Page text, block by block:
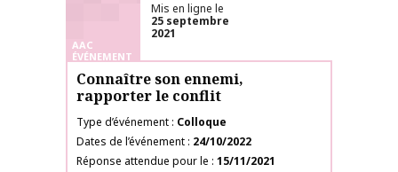
AAC
ÉVÉNEMENT
Mis en ligne le
25 septembre
2021
Connaître son ennemi,
rapporter le conflit
Type d’événement Colloque
Dates de l’événement 24/10/2022
Réponse attendue pour le 15/11/2021